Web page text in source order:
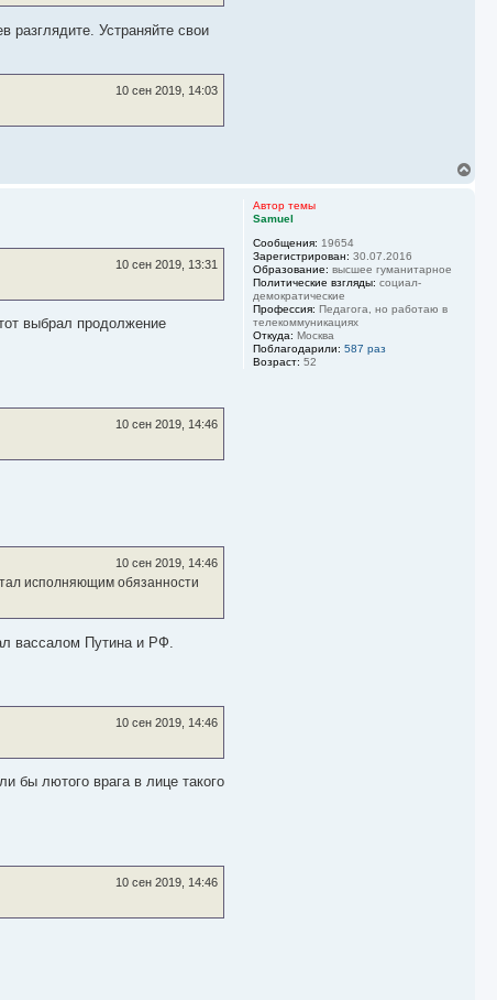
Устраняйте свои
10 сен 2019, 14:03
Автор темы
Samuel
Сообщения: 19654
Зарегистрирован: 30.07.2016
Образование: высшее гуманитарное
Политические взгляды: социал-
демократические
Профессия: Педагога, но работаю в
телекоммуникациях
Откуда: Москва
Поблагодарили: 587 раз
Возраст: 52
10 сен 2019, 13:31
выбрал продолжение
10 сен 2019, 14:46
10 сен 2019, 14:46
исполняющим обязанности
вассалом Путина и РФ.
10 сен 2019, 14:46
бы лютого врага в лице такого
10 сен 2019, 14:46